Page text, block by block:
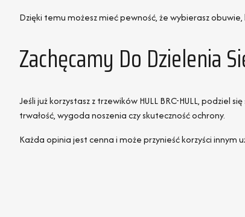
Dzięki temu możesz mieć pewność, że wybierasz
Zachęcamy Do Dzielenia
Jeśli już korzystasz z trzewików HULL BRC-HULL,
trwałość, wygoda noszenia czy skuteczność ochrony.
Każda opinia jest cenna i może przynieść korzyści innym